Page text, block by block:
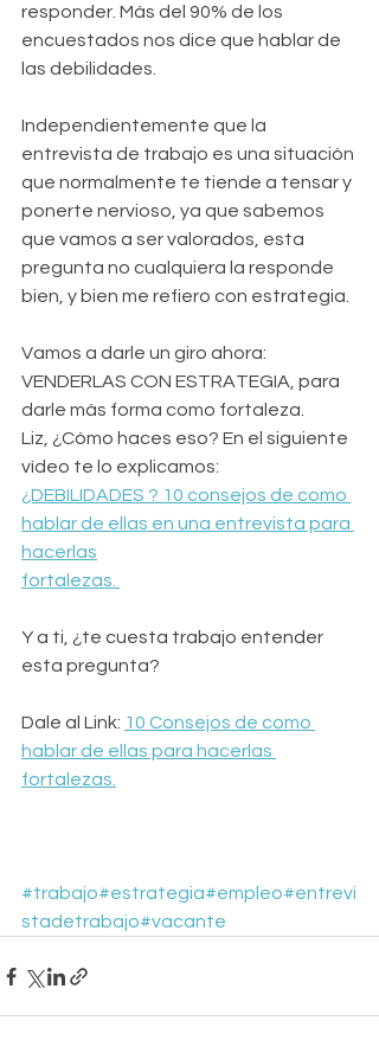
responder. Más del 90% de los
encuestados nos dice que hablar de
las debilidades.
Independientemente que la
entrevista de trabajo es una situación
que normalmente te tiende a tensar y
ponerte nervioso, ya que sabemos
que vamos a ser valorados, esta
pregunta no cualquiera la responde
bien, y bien me refiero con estrategia.
Vamos a darle un giro ahora:
VENDERLAS CON ESTRATEGIA, para
darle más forma como fortaleza.
Liz, ¿Cómo haces eso? En el siguiente
vídeo te lo explicamos:
¿DEBILIDADES ? 10 consejos de como
hablar de ellas en una entrevista para
hacerlas
fortalezas.
Y a ti, ¿te cuesta trabajo entender
esta pregunta?
Dale al Link: 10 Consejos de como
hablar de ellas para hacerlas
fortalezas.
#trabajo#estrategia#empleo#entrevi
stadetrabajo#vacante